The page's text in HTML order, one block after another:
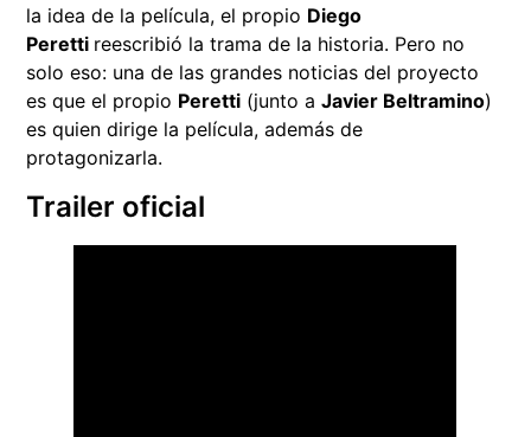
la idea de la película, el propio Diego
Peretti reescribió la trama de la historia. Pero no
solo eso: una de las grandes noticias del proyecto
es que el propio Peretti (junto aJavier Beltramino)
es quien dirige la película, además de
protagonizarla.
Trailer oficial